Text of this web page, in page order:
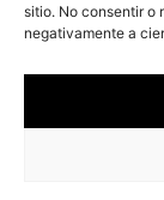
sitio. No consentir o
negativamente a